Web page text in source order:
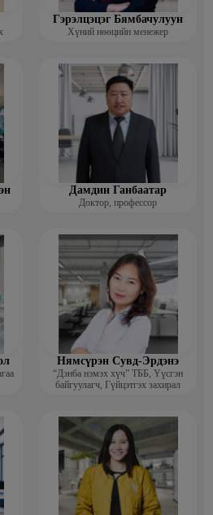
Гэрэлцэцэг Бямбачулуун
Хүний нөөцийн менежер
Дамдин Ганбаатар
Доктор, профессор
Нямсүрэн Сувд-Эрдэнэ
“Дэнба нэмэх хүч” ТББ, Үүсгэн
байгуулагч, Гүйцэтгэх захирал